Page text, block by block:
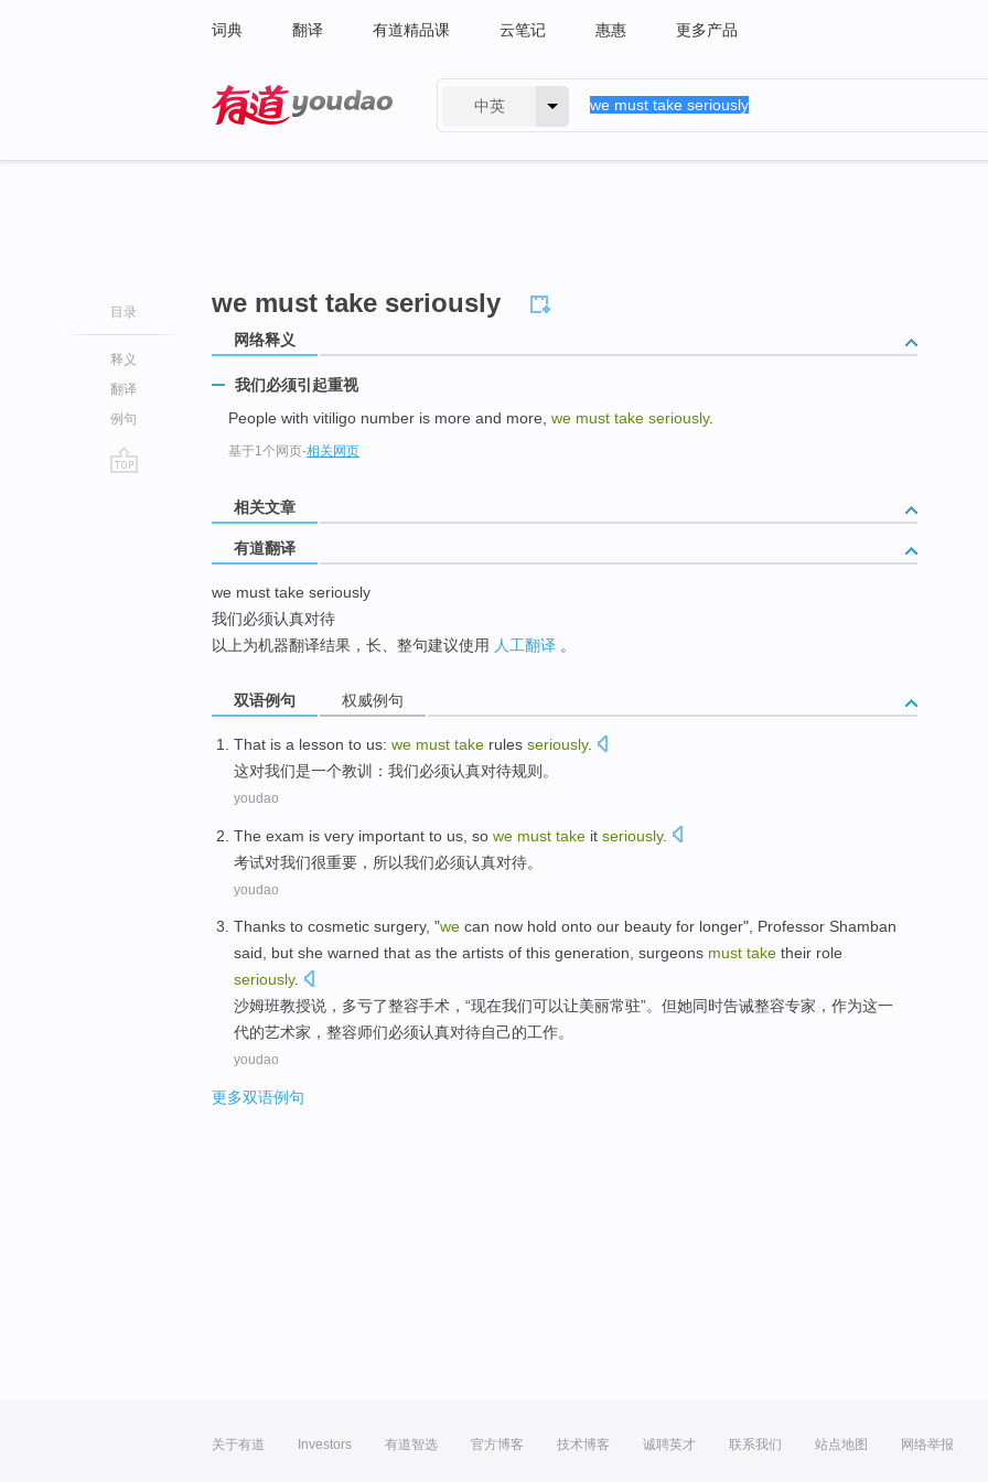
词典 翻译 有道精品课 云笔记 惠惠 更多产品
中英
目录
释义
翻译
例句
we must take seriously
网络释义
我们必须引起重视
People with vitiligo number is more and more, we must take seriously.
基于1个网页-相关网页
相关文章
有道翻译
we must take seriously
我们必须认真对待
以上为机器翻译结果，长、整句建议使用 人工翻译 。
双语例句 权威例句
That is a lesson to us: we must take rules seriously.
这对我们是一个教训：我们必须认真对待规则。
youdao
The exam is very important to us, so we must take it seriously.
考试对我们很重要，所以我们必须认真对待。
youdao
Thanks to cosmetic surgery, "we can now hold onto our beauty for longer", Professor Shamban
said, but she warned that as the artists of this generation, surgeons must take their role
seriously.
沙姆班教授说 ， 多亏了整容手术 ，“现在我们可以让美丽常驻”。 但她同时告诫整容专家， 作为这一
代的艺术家 ，整容师们必须认真对待自己的工作。
youdao
更多双语例句
关于有道 Investors 有道智选 官方博客 技术博客 诚聘英才 联系我们 站点地图 网络举报